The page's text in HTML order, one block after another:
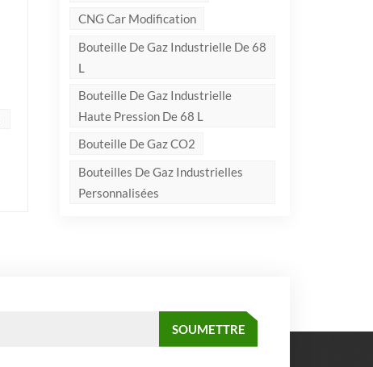
CNG Car Modification
Bouteille De Gaz Industrielle De 68
L
Bouteille De Gaz Industrielle
Haute Pression De 68 L
Bouteille De Gaz CO2
Bouteilles De Gaz Industrielles
Personnalisées